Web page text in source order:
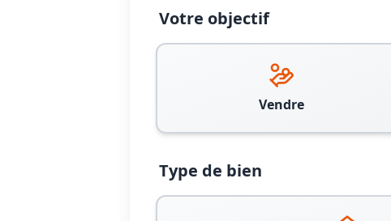
Votre objectif
Vendre
Type de bien